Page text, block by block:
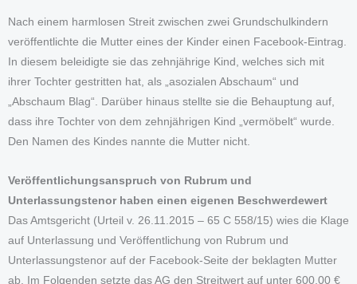
Nach einem harmlosen Streit zwischen zwei Grundschulkindern
veröffentlichte die Mutter eines der Kinder einen Facebook-Eintrag.
In diesem beleidigte sie das zehnjährige Kind, welches sich mit
ihrer Tochter gestritten hat, als „asozialen Abschaum“ und
„Abschaum Blag“. Darüber hinaus stellte sie die Behauptung auf,
dass ihre Tochter von dem zehnjährigen Kind „vermöbelt“ wurde.
Den Namen des Kindes nannte die Mutter nicht.
Veröffentlichungsanspruch von Rubrum und
Unterlassungstenor haben einen eigenen Beschwerdewert
Das Amtsgericht (Urteil v. 26.11.2015 – 65 C 558/15) wies die Klage
auf Unterlassung und Veröffentlichung von Rubrum und
Unterlassungstenor auf der Facebook-Seite der beklagten Mutter
ab. Im Folgenden setzte das AG den Streitwert auf unter 600,00 €